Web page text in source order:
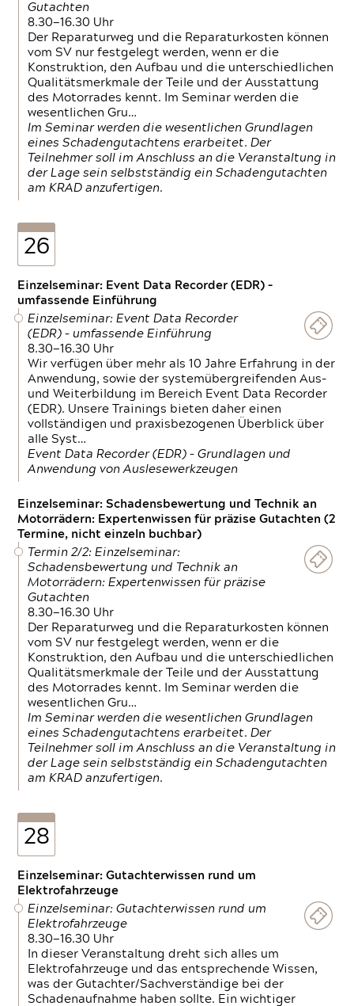
Gutachten
8.30—16.30 Uhr
Der Reparaturweg und die Reparaturkosten können
vom SV nur festgelegt werden, wenn er die
Konstruktion, den Aufbau und die unterschiedlichen
Qualitätsmerkmale der Teile und der Ausstattung
des Motorrades kennt. Im Seminar werden die
wesentlichen Gru…
Im Seminar werden die wesentlichen Grundlagen
eines Schadengutachtens erarbeitet. Der
Teilnehmer soll im Anschluss an die Veranstaltung in
der Lage sein selbstständig ein Schadengutachten
am KRAD anzufertigen.
26
Einzelseminar: Event Data Recorder (EDR) –
umfassende Einführung
Einzelseminar: Event Data Recorder
(EDR) – umfassende Einführung
8.30—16.30 Uhr
Wir verfügen über mehr als 10 Jahre Erfahrung in der
Anwendung, sowie der systemübergreifenden Aus-
und Weiterbildung im Bereich Event Data Recorder
(EDR). Unsere Trainings bieten daher einen
vollständigen und praxisbezogenen Überblick über
alle Syst…
Event Data Recorder (EDR) – Grundlagen und
Anwendung von Auslesewerkzeugen
Einzelseminar: Schadensbewertung und Technik an
Motorrädern: Expertenwissen für präzise Gutachten (2
Termine, nicht einzeln buchbar)
Termin 2/2: Einzelseminar:
Schadensbewertung und Technik an
Motorrädern: Expertenwissen für präzise
Gutachten
8.30—16.30 Uhr
Der Reparaturweg und die Reparaturkosten können
vom SV nur festgelegt werden, wenn er die
Konstruktion, den Aufbau und die unterschiedlichen
Qualitätsmerkmale der Teile und der Ausstattung
des Motorrades kennt. Im Seminar werden die
wesentlichen Gru…
Im Seminar werden die wesentlichen Grundlagen
eines Schadengutachtens erarbeitet. Der
Teilnehmer soll im Anschluss an die Veranstaltung in
der Lage sein selbstständig ein Schadengutachten
am KRAD anzufertigen.
28
Einzelseminar: Gutachterwissen rund um
Elektrofahrzeuge
Einzelseminar: Gutachterwissen rund um
Elektrofahrzeuge
8.30—16.30 Uhr
In dieser Veranstaltung dreht sich alles um
Elektrofahrzeuge und das entsprechende Wissen,
was der Gutachter/Sachverständige bei der
Schadenaufnahme haben sollte. Ein wichtiger